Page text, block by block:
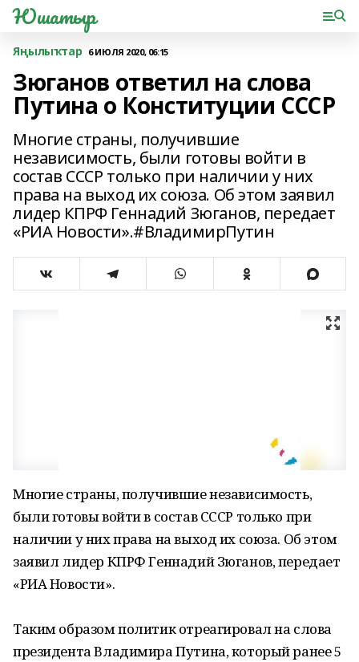
Юшатыр
Яңылыҡтар 6 ИЮЛЯ 2020, 06:15
Зюганов ответил на слова
Путина о Конституции СССР
Многие страны, получившие
независимость, были готовы войти в
состав СССР только при наличии у них
права на выход их союза. Об этом заявил
лидер КПРФ Геннадий Зюганов, передает
«РИА Новости».#ВладимирПутин
Многие страны, получившие независимость,
были готовы войти в состав СССР только при
наличии у них права на выход их союза. Об этом
заявил лидер КПРФ Геннадий Зюганов, передает
«РИА Новости».
Таким образом политик отреагировал на слова
президента Владимира Путина, который ранее 5